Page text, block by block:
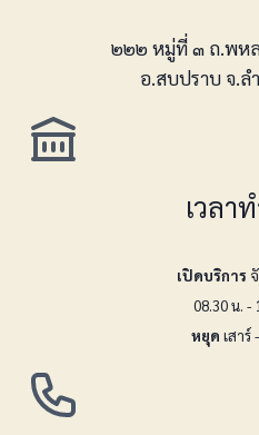
๒๒๒ หมู่ที่ ๓ ถ.พห
อ.สบปราบ จ.
เวลา
เปิดบริการ
08.30 น. -
หยุด เสาร์